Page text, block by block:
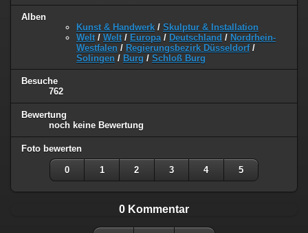
Alben
Kunst & Handwerk / Skulptur & Installation
Welt / Welt / Europa / Deutschland / Nordrhein-
Westfalen / Regierungsbezirk Düsseldorf/
Solingen / Burg / Schloß Burg
Besuche
762
Bewertung
noch keine Bewertung
Foto bewerten
0 1 2 3 4 5
0 Kommentar